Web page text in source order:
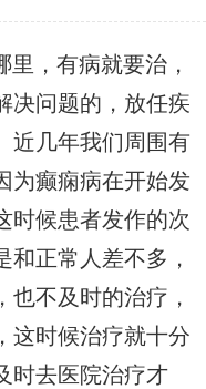
，有病就要治，
决问题的，放任疾
近几年我们周围有
为癫痫病在开始发
时候患者发作的次
正常人差不多，
不及时的治疗，
这时候治疗就十分
时去医院治疗才